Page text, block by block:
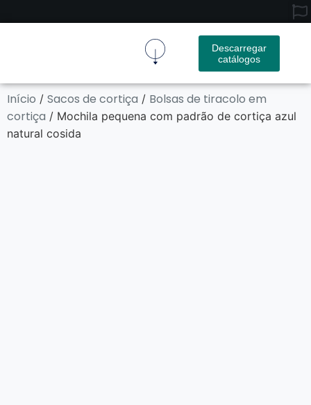
Descarregar
catálogos
Início / Sacos de cortiça / Bolsas de tiracolo em
cortiça / Mochila pequena com padrão de cortiça azul
natural cosida